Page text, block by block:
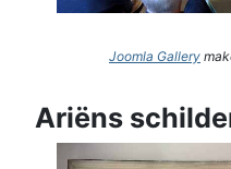
Joomla Gallery
Ariëns